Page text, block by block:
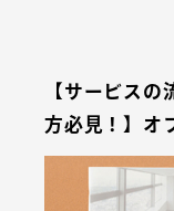
【サービスの
方必見！】オ